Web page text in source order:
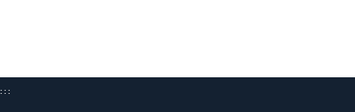
:::